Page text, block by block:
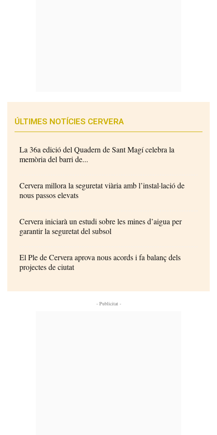
ÚLTIMES NOTÍCIES CERVERA
La 36a edició del Quadern de Sant Magí celebra la
memòria del barri de...
Cervera millora la seguretat viària amb l’instal·lació de
nous passos elevats
Cervera iniciarà un estudi sobre les mines d’aigua per
garantir la seguretat del subsol
El Ple de Cervera aprova nous acords i fa balanç dels
projectes de ciutat
- Publicitat -